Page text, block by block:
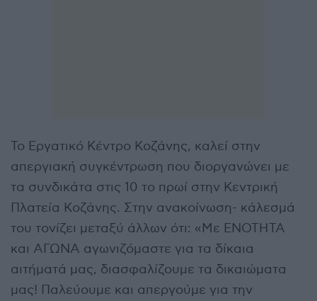
Το Εργατικό Κέντρο Κοζάνης, καλεί στην
απεργιακή συγκέντρωση που διοργανώνει με
τα συνδικάτα στις 10 το πρωί στην Κεντρική
Πλατεία Κοζάνης. Στην ανακοίνωση- κάλεσμά
του τονίζει μεταξύ άλλων ότι: «Με ΕΝΟΤΗΤΑ
και ΑΓΩΝΑ αγωνιζόμαστε για τα δίκαια
αιτήματά μας, διασφαλίζουμε τα δικαιώματα
μας! Παλεύουμε και απεργούμε για την